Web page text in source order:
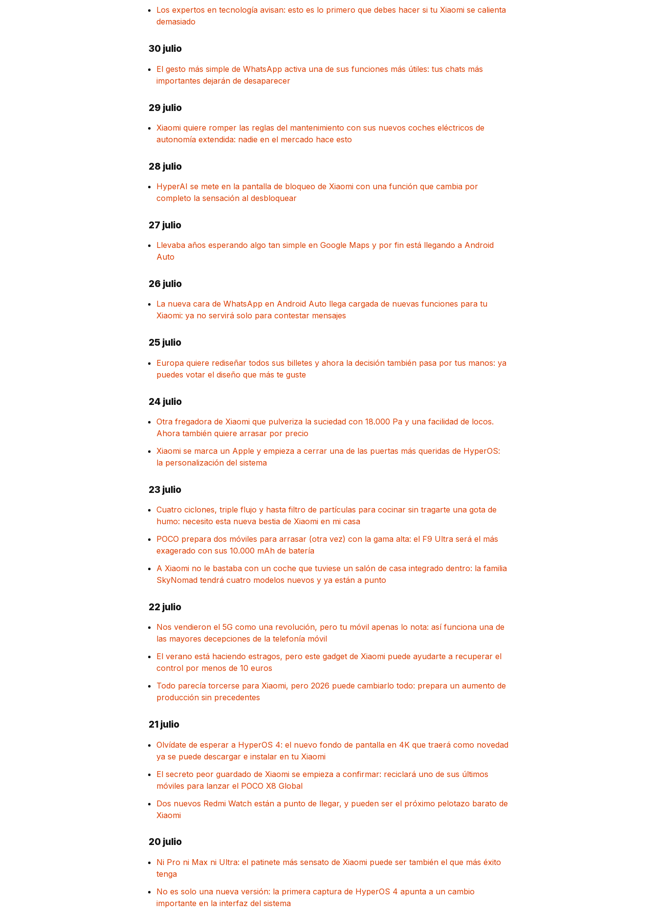
Los expertos en tecnología avisan: esto es lo primero que debes hacer si tu Xiaomi se calienta
demasiado
30 julio
El gesto más simple de WhatsApp activa una de sus funciones más útiles: tus chats más
importantes dejarán de desaparecer
29 julio
Xiaomi quiere romper las reglas del mantenimiento con sus nuevos coches eléctricos de
autonomía extendida: nadie en el mercado hace esto
28 julio
HyperAI se mete en la pantalla de bloqueo de Xiaomi con una función que cambia por
completo la sensación al desbloquear
27 julio
Llevaba años esperando algo tan simple en Google Maps y por fin está llegando a Android
Auto
26 julio
La nueva cara de WhatsApp en Android Auto llega cargada de nuevas funciones para tu
Xiaomi: ya no servirá solo para contestar mensajes
25 julio
Europa quiere rediseñar todos sus billetes y ahora la decisión también pasa por tus manos: ya
puedes votar el diseño que más te guste
24 julio
Otra fregadora de Xiaomi que pulveriza la suciedad con 18.000 Pa y una facilidad de locos.
Ahora también quiere arrasar por precio
Xiaomi se marca un Apple y empieza a cerrar una de las puertas más queridas de HyperOS:
la personalización del sistema
23 julio
Cuatro ciclones, triple flujo y hasta filtro de partículas para cocinar sin tragarte una gota de
humo: necesito esta nueva bestia de Xiaomi en mi casa
POCO prepara dos móviles para arrasar (otra vez) con la gama alta: el F9 Ultra será el más
exagerado con sus 10.000 mAh de batería
A Xiaomi no le bastaba con un coche que tuviese un salón de casa integrado dentro: la familia
SkyNomad tendrá cuatro modelos nuevos y ya están a punto
22 julio
Nos vendieron el 5G como una revolución, pero tu móvil apenas lo nota: así funciona una de
las mayores decepciones de la telefonía móvil
El verano está haciendo estragos, pero este gadget de Xiaomi puede ayudarte a recuperar el
control por menos de 10 euros
Todo parecía torcerse para Xiaomi, pero 2026 puede cambiarlo todo: prepara un aumento de
producción sin precedentes
21 julio
Olvídate de esperar a HyperOS 4: el nuevo fondo de pantalla en 4K que traerá como novedad
ya se puede descargar e instalar en tu Xiaomi
El secreto peor guardado de Xiaomi se empieza a confirmar: reciclará uno de sus últimos
móviles para lanzar el POCO X8 Global
Dos nuevos Redmi Watch están a punto de llegar, y pueden ser el próximo pelotazo barato de
Xiaomi
20 julio
Ni Pro ni Max ni Ultra: el patinete más sensato de Xiaomi puede ser también el que más éxito
tenga
No es solo una nueva versión: la primera captura de HyperOS 4 apunta a un cambio
importante en la interfaz del sistema